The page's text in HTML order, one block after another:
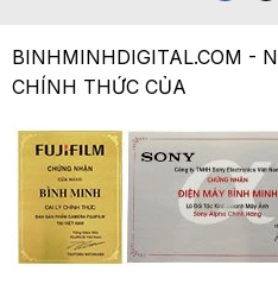
BINHMINHDIGITAL.COM -
CHÍNH THỨC CỦA